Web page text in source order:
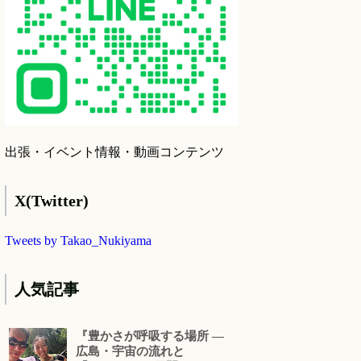
出張・イベント情報・動画コンテンツ
X(Twitter)
Tweets by Takao_Nukiyama
人気記事
『豊かさが呼吸する場所 ―
広島・宇宙の流れと